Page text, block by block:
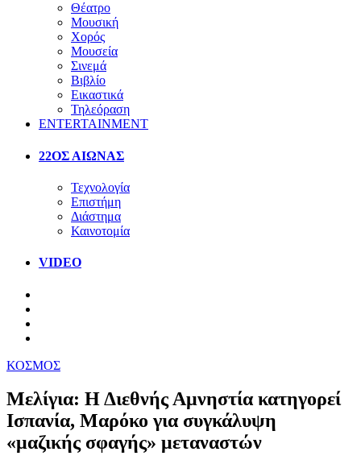
Θέατρο
Μουσική
Χορός
Μουσεία
Σινεμά
Βιβλίο
Εικαστικά
Τηλεόραση
ENTERTAINMENT
22ΟΣ ΑΙΩΝΑΣ
Τεχνολογία
Επιστήμη
Διάστημα
Καινοτομία
VIDEO
ΚΟΣΜΟΣ
Μελίγια: Η Διεθνής Αμνηστία κατηγορεί
Ισπανία, Μαρόκο για συγκάλυψη
«μαζικής σφαγής» μεταναστών